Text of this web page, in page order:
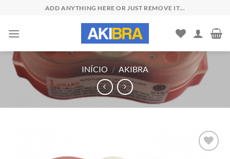
content
ADD ANYTHING HERE OR JUST REMOVE IT...
INÍCIO / AKIBRA